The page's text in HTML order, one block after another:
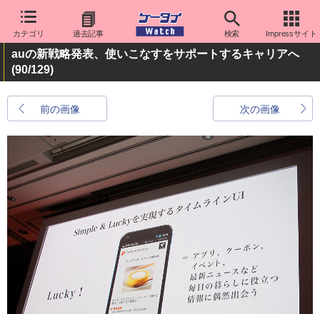
カテゴリ 過去記事 検索 Impressサイト
auの新戦略発表、使いこなすをサポートするキャリアへ
(90/129)
前の画像 次の画像